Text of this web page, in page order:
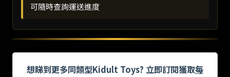
可隨時查詢運送進度